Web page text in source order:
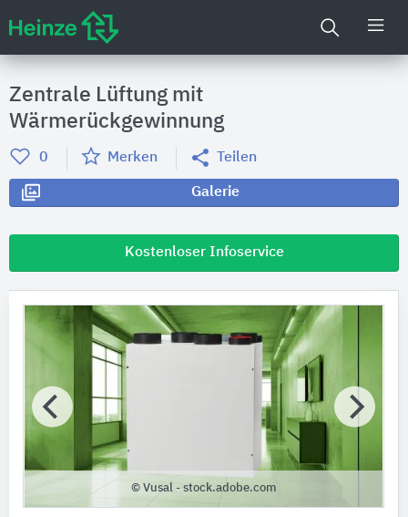
Zentrale Lüftung mit
Wärmerückgewinnung
0 Merken Teilen
Galerie
Kostenloser Infoservice
© Vusal - stock.adobe.com